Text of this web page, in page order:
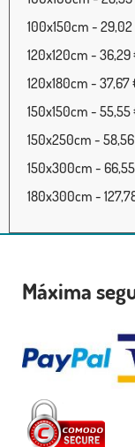
100x150cm -
120x120cm - 36,29
120x180cm - 37,67
150x150cm - 55,55
150x250cm -
150x300cm -
180x300cm -
Máxima